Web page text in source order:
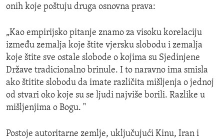
onih koje poštuju druga osnovna prava:
„Kao empirijsko pitanje znamo za visoku korelaciju
između zemalja koje štite vjersku slobodu i zemalja
koje štite sve ostale slobode o kojima su Sjedinjene
Države tradicionalno brinule. I to naravno ima smisla
ako štitite slobodu da imate različita mišljenja o jednoj
od stvari oko koje su se ljudi najviše borili. Razlike u
mišljenjima o Bogu. "
Postoje autoritarne zemlje, uključujući Kinu, Iran i